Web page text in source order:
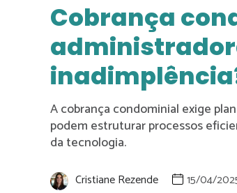
Cobrança
A cobrança condominial exige
podem estruturar processos
da tecnologia.
Cristiane Rezende 15/04/